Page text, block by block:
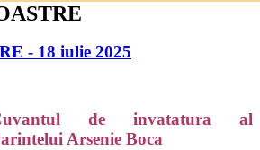
- 18 iulie 2025
de invatatura al
Arsenie Boca